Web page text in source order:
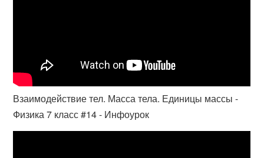
Взаимодействие тел. Масса тела. Единицы массы -
Физика 7 класс #14 - Инфоурок